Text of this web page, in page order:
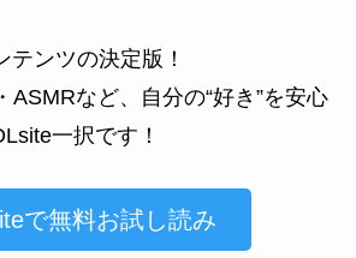
テンツの決定版！
ASMRなど、自分の“好き”を安心
一択です！
で無料お試し読み